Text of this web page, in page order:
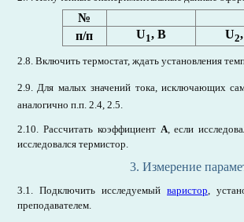
№
п/п
U1, В U2
2.8. Включить термостат, ждать установления
2.9. Для малых значений тока, исключающих
аналогично п.п. 2.4, 2.5.
2.10. Рассчитать коэффициент А, если
исследовался термистор.
3. Измерение
3.1. Подключить исследуемый варистор ,
преподавателем.